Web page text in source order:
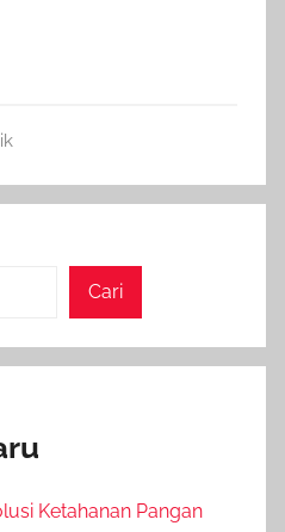
Cari
Ketahanan Pangan